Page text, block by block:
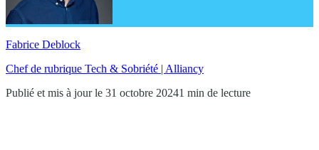
Fabrice Deblock
Chef de rubrique Tech & Sobriété | Alliancy
Publié et mis à jour le 31 octobre 20241 min de lecture